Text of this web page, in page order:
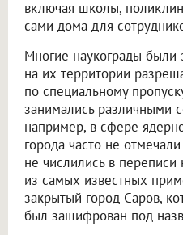
включая школы,
сами дома для
Многие наукограды были
на их территории
по специальному
занимались различными
например, в сфере
города часто не
не числились в переписи
из самых известных
закрытый город Саров,
был зашифрован под